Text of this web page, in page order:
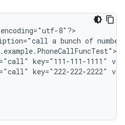
8"?>
a bunch of
key="111-111-1111"
key="222-222-2222"